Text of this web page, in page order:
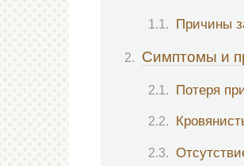
Причины
Симптомы и
Потеря